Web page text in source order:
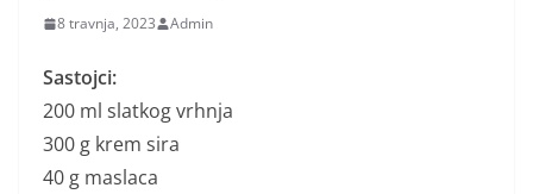
8 travnja, 2023 Admin
Sastojci:
200 ml slatkog vrhnja
300 g krem sira
40 g maslaca